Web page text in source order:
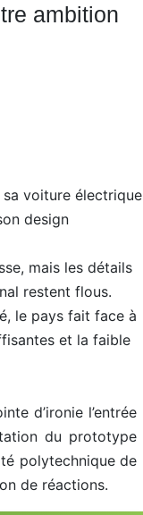
ambition
voiture électrique
design
mais les détails
restent flous.
le pays fait face à
et la faible
d’ironie l’entrée
du prototype
polytechnique de
de réactions.